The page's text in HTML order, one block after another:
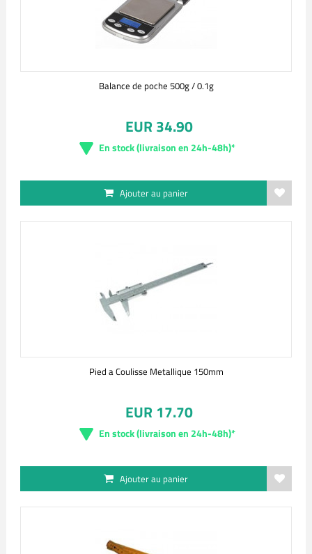
Balance de poche 500g / 0.1g
EUR 34.90
En stock (livraison en 24h-48h)*
Ajouter au panier
Pied a Coulisse Metallique 150mm
EUR 17.70
En stock (livraison en 24h-48h)*
Ajouter au panier